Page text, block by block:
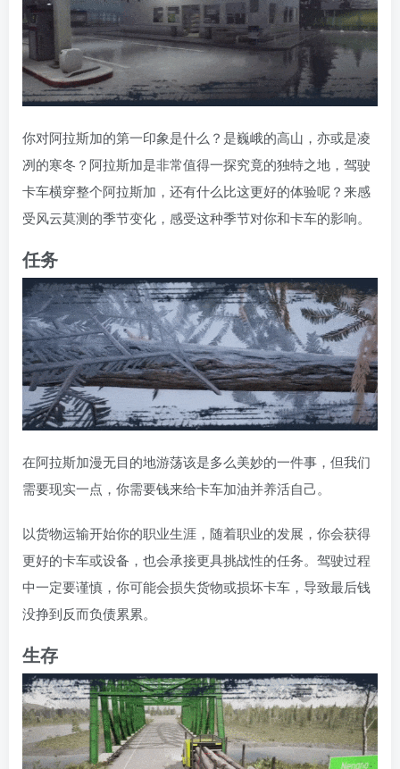
你对阿拉斯加的第一印象是什么？是巍峨的高山，亦或是凌
冽的寒冬？阿拉斯加是非常值得一探究竟的独特之地，驾驶
卡车横穿整个阿拉斯加，还有什么比这更好的体验呢？来感
受风云莫测的季节变化，感受这种季节对你和卡车的影响。
任务
在阿拉斯加漫无目的地游荡该是多么美妙的一件事，但我们
需要现实一点，你需要钱来给卡车加油并养活自己。
以货物运输开始你的职业生涯，随着职业的发展，你会获得
更好的卡车或设备，也会承接更具挑战性的任务。驾驶过程
中一定要谨慎，你可能会损失货物或损坏卡车，导致最后钱
没挣到反而负债累累。
生存